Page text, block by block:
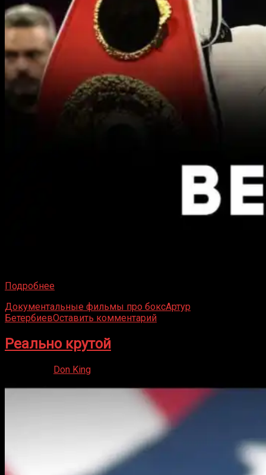
Подробнее
Документальные фильмы про боксАртур
БетербиевОставить комментарий
Реально крутой
Don King